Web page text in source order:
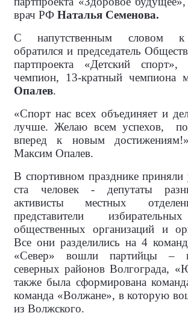
врач РФ Наталья Семенова.
С напутственным словом к
обратился и председатель
партпроекта «Детский спорт»,
чемпион, 13-кратный чемпиона
Опалев.
«Спорт нас всех объединяет и
лучше. Желаю всем успехов,
вперед к новым
Максим Опалев.
В спортивном празднике приняли
ста человек - депутаты
активисты местных
представители
общественных организаций и
Все они разделились на 4
«Север» вошли партийцы –
северных районов Волгограда,
также была сформирована
команда «Волжане», в которую
из Волжского.